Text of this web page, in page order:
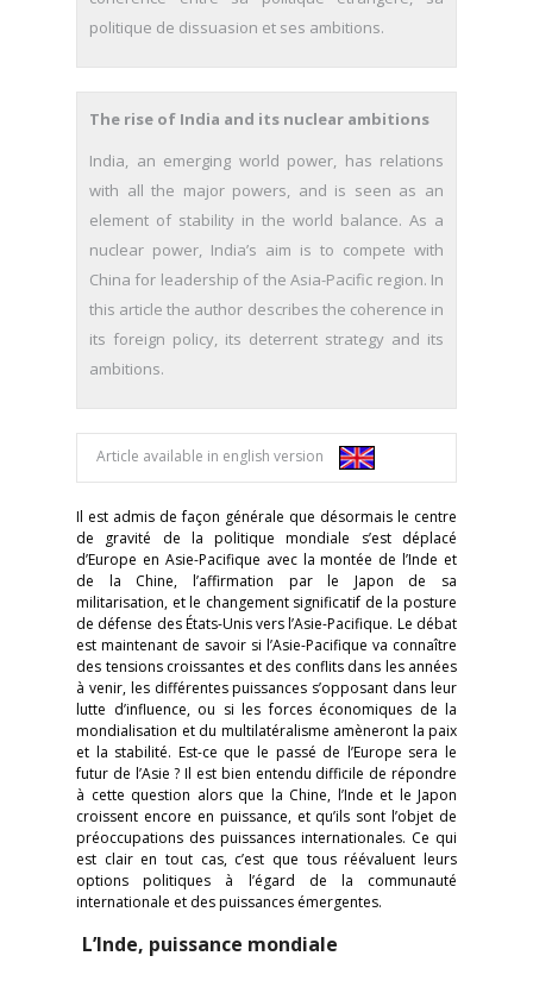
politique de dissuasion et ses ambitions.
The rise of India and its nuclear ambitions
India, an emerging world power, has relations
with all the major powers, and is seen as an
element of stability in the world balance. As a
nuclear power, India’s aim is to compete with
China for leadership of the Asia-Pacific region. In
this article the author describes the coherence in
its foreign policy, its deterrent strategy and its
ambitions.
Article available in english version
Il est admis de façon générale que désormais le centre
de gravité de la politique mondiale s’est déplacé
d’Europe en Asie-Pacifique avec la montée de l’Inde et
de la Chine, l’affirmation par le Japon de sa
militarisation, et le changement significatif de la posture
de défense des États-Unis vers l’Asie-Pacifique. Le débat
est maintenant de savoir si l’Asie-Pacifique va connaître
des tensions croissantes et des conflits dans les années
à venir, les différentes puissances s’opposant dans leur
lutte d’influence, ou si les forces économiques de la
mondialisation et du multilatéralisme amèneront la paix
et la stabilité. Est-ce que le passé de l’Europe sera le
futur de l’Asie ? Il est bien entendu difficile de répondre
à cette question alors que la Chine, l’Inde et le Japon
croissent encore en puissance, et qu’ils sont l’objet de
préoccupations des puissances internationales. Ce qui
est clair en tout cas, c’est que tous réévaluent leurs
options politiques à l’égard de la communauté
internationale et des puissances émergentes.
L’Inde, puissance mondiale